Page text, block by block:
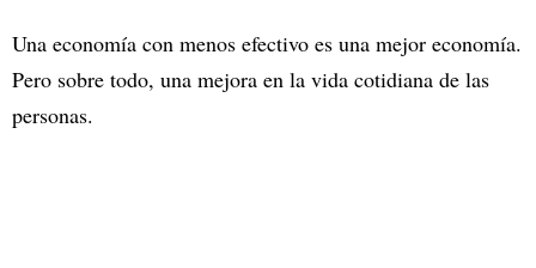
Una economía con menos efectivo es una mejor economía.
Pero sobre todo, una mejora en la vida cotidiana de las
personas.